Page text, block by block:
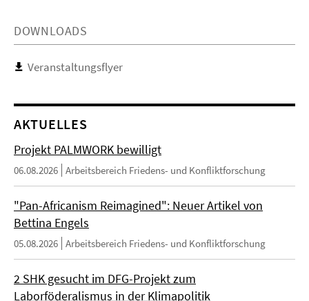
DOWNLOADS
Veranstaltungsflyer
AKTUELLES
Projekt PALMWORK bewilligt
06.08.2026 Arbeitsbereich Friedens- und Konfliktforschung
"Pan-Africanism Reimagined": Neuer Artikel von
Bettina Engels
05.08.2026 Arbeitsbereich Friedens- und Konfliktforschung
2 SHK gesucht im DFG-Projekt zum
Laborföderalismus in der Klimapolitik